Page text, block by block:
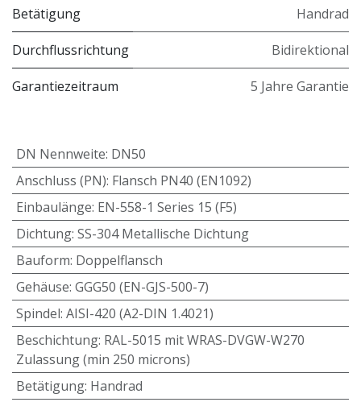
Betätigung Handrad
Durchflussrichtung Bidirektional
Garantiezeitraum 5 Jahre Garantie
DN Nennweite: DN50
Anschluss (PN): Flansch PN40 (EN1092)
Einbaulänge: EN-558-1 Series 15 (F5)
Dichtung: SS-304 Metallische Dichtung
Bauform: Doppelflansch
Gehäuse: GGG50 (EN-GJS-500-7)
Spindel: AISI-420 (A2-DIN 1.4021)
Beschichtung: RAL-5015 mit WRAS-DVGW-W270
Zulassung (min 250 microns)
Betätigung: Handrad